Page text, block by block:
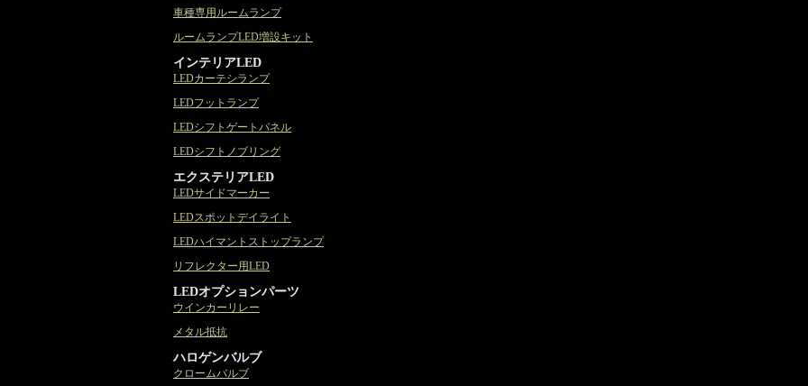
車種専用ルームランプ
ルームランプLED増設キット
インテリアLED
LEDカーテシランプ
LEDフットランプ
LEDシフトゲートパネル
LEDシフトノブリング
エクステリアLED
LEDサイドマーカー
LEDスポットデイライト
LEDハイマントストップランプ
リフレクター用LED
LEDオプションパーツ
ウインカーリレー
メタル抵抗
ハロゲンバルブ
クロームバルブ